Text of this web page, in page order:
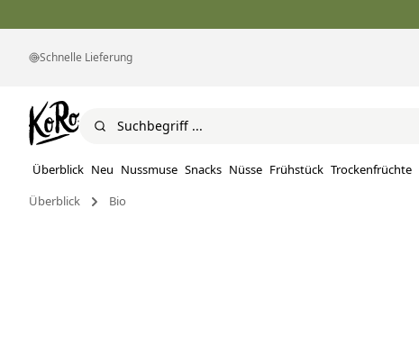
Schnelle Lieferung
Überblick Neu Nussmuse Snacks Nüsse Frühstück Trockenfrüchte
Überblick
Bio